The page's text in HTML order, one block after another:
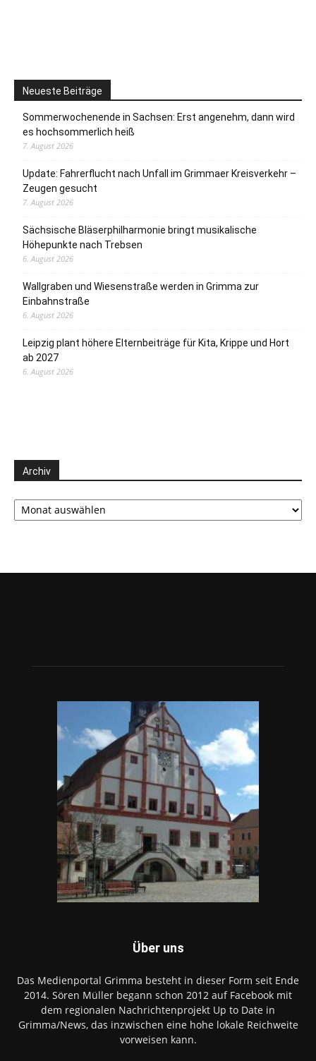
Neueste Beiträge
Sommerwochenende in Sachsen: Erst angenehm, dann wird
es hochsommerlich heiß
7. August 2026
Update: Fahrerflucht nach Unfall im Grimmaer Kreisverkehr –
Zeugen gesucht
7. August 2026
Sächsische Bläserphilharmonie bringt musikalische
Höhepunkte nach Trebsen
6. August 2026
Wallgraben und Wiesenstraße werden in Grimma zur
Einbahnstraße
6. August 2026
Leipzig plant höhere Elternbeiträge für Kita, Krippe und Hort
ab 2027
6. August 2026
Archiv
Archiv
Über uns
Das Medienportal Grimma besteht in dieser Form seit Ende
2014. Sören Müller begann schon 2012 auf Facebook mit
dem regionalen Nachrichtenprojekt Up to Date in
Grimma/News, das inzwischen eine hohe lokale Reichweite
vorweisen kann.